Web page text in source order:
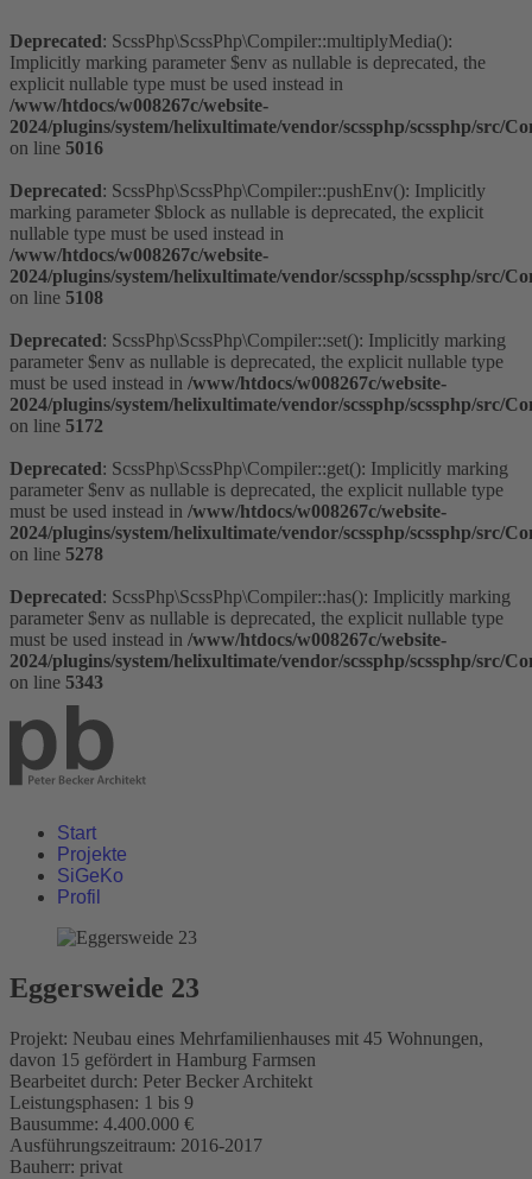
Deprecated: ScssPhp\ScssPhp\Compiler::multiplyMedia():
Implicitly marking parameter $env as nullable is deprecated, the
explicit nullable type must be used instead in
/www/htdocs/w008267c/website-
2024/plugins/system/helixultimate/vendor/scssphp/scssphp/src/
on line 5016
Deprecated: ScssPhp\ScssPhp\Compiler::pushEnv(): Implicitly
marking parameter $block as nullable is deprecated, the explicit
nullable type must be used instead in
/www/htdocs/w008267c/website-
2024/plugins/system/helixultimate/vendor/scssphp/scssphp/src/
on line 5108
Deprecated: ScssPhp\ScssPhp\Compiler::set(): Implicitly marking
parameter $env as nullable is deprecated, the explicit nullable type
must be used instead in /www/htdocs/w008267c/website-
2024/plugins/system/helixultimate/vendor/scssphp/scssphp/src/
on line 5172
Deprecated: ScssPhp\ScssPhp\Compiler::get(): Implicitly marking
parameter $env as nullable is deprecated, the explicit nullable type
must be used instead in /www/htdocs/w008267c/website-
2024/plugins/system/helixultimate/vendor/scssphp/scssphp/src/
on line 5278
Deprecated: ScssPhp\ScssPhp\Compiler::has(): Implicitly marking
parameter $env as nullable is deprecated, the explicit nullable type
must be used instead in /www/htdocs/w008267c/website-
2024/plugins/system/helixultimate/vendor/scssphp/scssphp/src/
on line 5343
Start
Projekte
SiGeKo
Profil
Eggersweide 23
Projekt: Neubau eines Mehrfamilienhauses mit 45 Wohnungen,
davon 15 gefördert in Hamburg Farmsen
Bearbeitet durch: Peter Becker Architekt
Leistungsphasen: 1 bis 9
Bausumme: 4.400.000 €
Ausführungszeitraum: 2016-2017
Bauherr: privat